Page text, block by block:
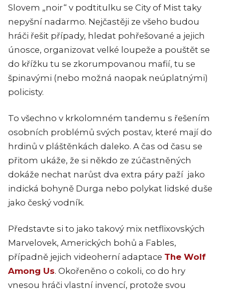
Slovem „noir“ v podtitulku se City of Mist taky
nepyšní nadarmo. Nejčastěji ze všeho budou
hráči řešit případy, hledat pohřešované a jejich
únosce, organizovat velké loupeže a pouštět se
do křížku tu se zkorumpovanou mafií, tu se
špinavými (nebo možná naopak neúplatnými)
policisty.
To všechno v krkolomném tandemu s řešením
osobních problémů svých postav, které mají do
hrdinů v pláštěnkách daleko. A čas od času se
přitom ukáže, že si někdo ze zúčastněných
dokáže nechat narůst dva extra páry paží jako
indická bohyně Durga nebo polykat lidské duše
jako český vodník.
Představte si to jako takový mix netflixovských
Marvelovek, Amerických bohů a Fables,
případně jejich videoherní adaptace The Wolf
Among Us. Okořeněno o cokoli, co do hry
vnesou hráči vlastní invencí, protože svou